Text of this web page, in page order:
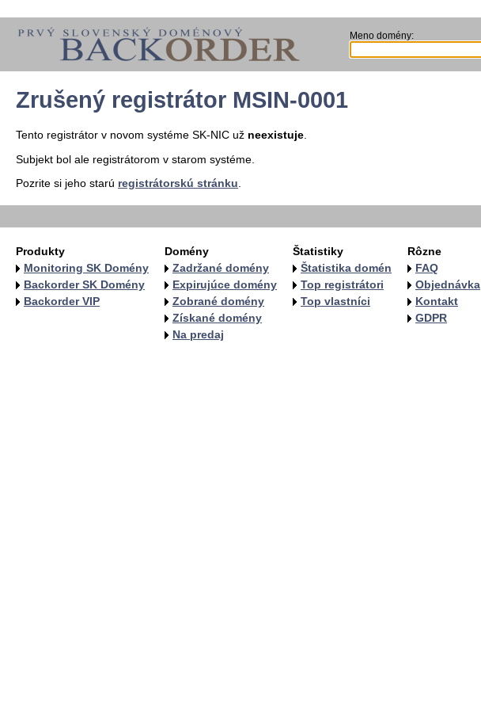
Meno domény:
Zrušený registrátor MSIN-0001
Tento registrátor v novom systéme SK-NIC už neexistuje.
Subjekt bol ale registrátorom v starom systéme.
Pozrite si jeho starú registrátorskú stránku
Produkty
Monitoring SK Domény
Backorder SK Domény
Backorder VIP
Domény
Zadržané domény
Expirujúce domény
Zobrané domény
Získané domény
Na predaj
Štatistiky
Štatistika domén
Top registrátori
Top vlastníci
Rôzne
FAQ
Objednávka
Kontakt
GDPR